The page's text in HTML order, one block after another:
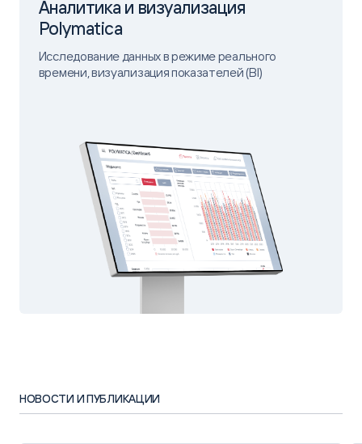
Аналитика и визуализация
Polymatica
Исследование данных в режиме реального
времени, визуализация показателей (BI)
НОВОСТИ И ПУБЛИКАЦИИ